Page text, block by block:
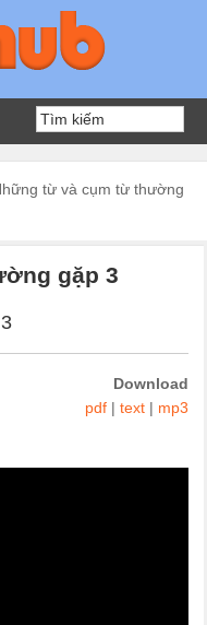
từ và cụm từ thường
gặp 3
Download
pdf| text| mp3